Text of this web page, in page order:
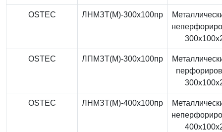
OSTEC ЛНМЗТ(М)-300x100пр
OSTEC ЛПМЗТ(М)-300x100пр
OSTEC ЛНМЗТ(М)-400x100пр